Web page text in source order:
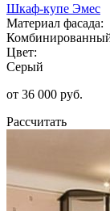
Шкаф-купе Эмес
Материал фасада:
Цвет:
Серый
от 36 000 руб.
Рассчитать